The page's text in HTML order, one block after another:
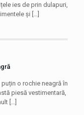
ies de prin dulapuri,
și […]
o rochie neagră în
piesă vestimentară,
[…]